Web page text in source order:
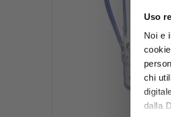
Uso
Noi e
chi
dalla